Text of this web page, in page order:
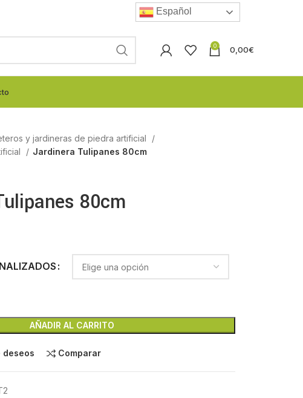
Español
0 0,00€
y jardineras de piedra artificial
Jardinera Tulipanes 80cm
80cm
AÑADIR AL CARRITO
deseos Comparar